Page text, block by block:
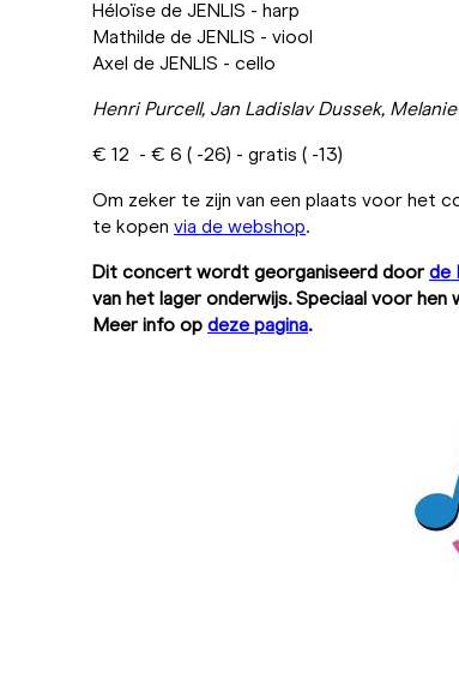
Héloïse de JENLIS - harp
Mathilde de JENLIS - viool
Axel de JENLIS - cello
Henri Purcell, Jan Ladislav Dussek,
€ 12 - € 6 ( -26) - gratis ( -13)
Om zeker te zijn van een plaats voor het
te kopen via de webshop.
Dit concert wordt georganiseerd door de
van het lager onderwijs. Speciaal voor
Meer info op deze pagina.